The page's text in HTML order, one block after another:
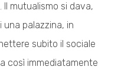
mutualismo si dava,
una palazzina, in
subito il sociale
così immediatamente